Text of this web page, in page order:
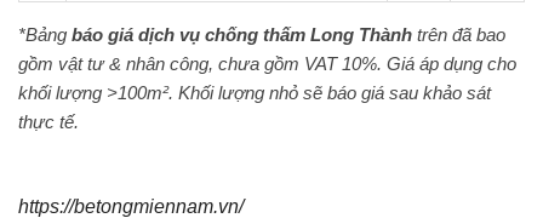
*Bảng báo giá dịch vụ chống thấm Long Thành trên đã bao
gồm vật tư & nhân công, chưa gồm VAT 10%. Giá áp dụng cho
khối lượng >100m². Khối lượng nhỏ sẽ báo giá sau khảo sát
thực tế.
https://betongmiennam.vn/